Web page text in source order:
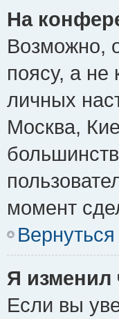
На
Возможно,
поясу, а не
личных
Москва,
момент
Я изменил
Если вы